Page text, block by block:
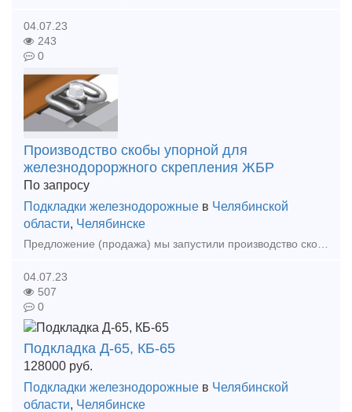
04.07.23
243
0
Производство скобы упорной для
железнодороржного скрепления ЖБР
По запросу
Подкладки железнодорожные в Челябинской
области, Челябинске
Предложение (продажа) мы запустили производство скобы упорной ЦП369.301 в количестве 520 000шт/месяц. Цена 80руб/шт. Заявки принимаются на март 2016 г. Параллельно
04.07.23
507
0
Подкладка Д-65, КБ-65
128000 руб.
Подкладки железнодорожные в Челябинской
области, Челябинске